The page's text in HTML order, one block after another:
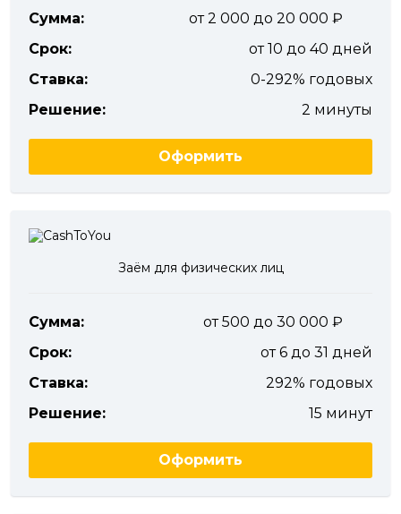
Сумма:
от 2 000 до 20 000
Срок:
от 10 до 40 дней
Ставка:
0-292% годовых
Решение:
2 минуты
Оформить
Заём для физических лиц
Сумма:
от 500 до 30 000
Срок:
от 6 до 31 дней
Ставка:
292% годовых
Решение:
15 минут
Оформить